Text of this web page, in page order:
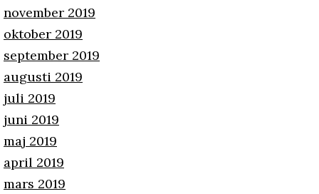
november 2019
oktober 2019
september 2019
augusti 2019
juli 2019
juni 2019
maj 2019
april 2019
mars 2019